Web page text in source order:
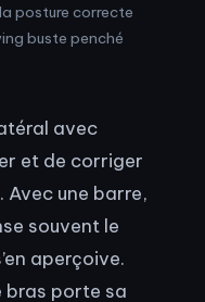
posture correcte
buste penché
avec
et de corriger
Avec une barre,
souvent le
aperçoive.
bras porte sa